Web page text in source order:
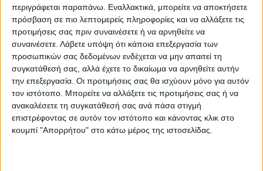
περιγράφεται παραπάνω. Εναλλακτικά, μπορείτε να αποκτήσετε
πρόσβαση σε πιο λεπτομερείς πληροφορίες και να αλλάξετε τις
προτιμήσεις σας πριν συναινέσετε ή να αρνηθείτε να
συναινέσετε. Λάβετε υπόψη ότι κάποια επεξεργασία των
προσωπικών σας δεδομένων ενδέχεται να μην απαιτεί τη
συγκατάθεσή σας, αλλά έχετε το δικαίωμα να αρνηθείτε αυτήν
την επεξεργασία. Οι προτιμήσεις σας θα ισχύουν μόνο για αυτόν
τον ιστότοπο. Μπορείτε να αλλάξετε τις προτιμήσεις σας ή να
ανακαλέσετε τη συγκατάθεσή σας ανά πάσα στιγμή
επιστρέφοντας σε αυτόν τον ιστότοπο και κάνοντας κλικ στο
κουμπί "Απορρήτου" στο κάτω μέρος της ιστοσελίδας.
Τρόποι Αποστολής
Τρόποι Πληρωμής
Δωροεπιταγές
Πολιτική επιστροφών
Η ΕΤΑΙΡΙΑ